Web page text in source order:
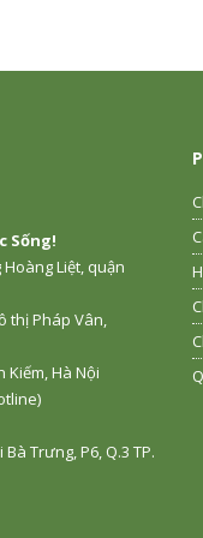
Sống!
Liệt, quận
thị Pháp Vân,
Kiếm, Hà Nội
Trưng, P6, Q.3 TP.